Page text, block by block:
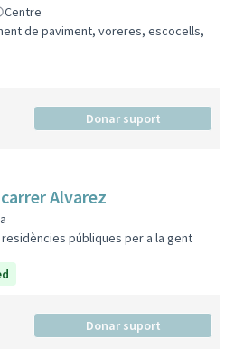
Centre
de paviment, voreres, escocells,
Donar suport
Alvarez
públiques per a la gent
Donar suport